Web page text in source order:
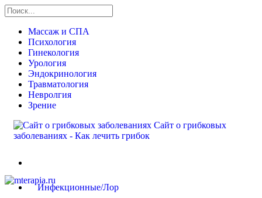
Массаж и СПА
Психология
Гинекология
Урология
Эндокринология
Травматология
Невролгия
Зрение
Сайт о грибковых
заболеваниях - Как лечить грибок
Инфекционные/Лор